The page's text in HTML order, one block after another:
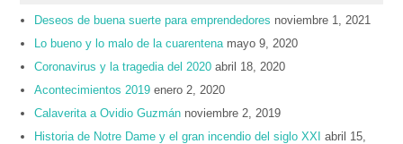
Deseos de buena suerte para emprendedores noviembre 1, 2021
Lo bueno y lo malo de la cuarentena mayo 9, 2020
Coronavirus y la tragedia del 2020 abril 18, 2020
Acontecimientos 2019 enero 2, 2020
Calaverita a Ovidio Guzmán noviembre 2, 2019
Historia de Notre Dame y el gran incendio del siglo XXI
abril 15,